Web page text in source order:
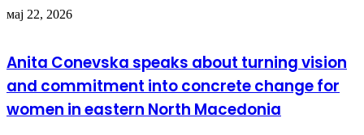
мај 22, 2026
Anita Conevska speaks about turning vision
and commitment into concrete change for
women in eastern North Macedonia